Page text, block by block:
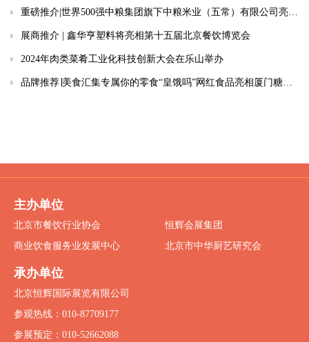
重磅推介|世界500强中粮集团旗下中粮米业（五常）有限公司亮相2024厦门糖酒会
展商推介 | 鑫华亨塑料将亮相第十五届北京餐饮博览会
2024年肉类菜肴工业化科技创新大会在乐山举办
品牌推荐∣美食汇集专属你的零食“皇饿吗”网红食品亮相厦门糖酒会
主办单位
北京市餐饮行业协会
恒辉会展集团
商业饮食服务业发展中心
北京市中华厨艺研究会
承办单位
北京恒辉国际展览有限公司
参观热线：010-87709177
参展预定：010-52662088